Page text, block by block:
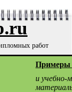
работ
Примеры
и учебно-